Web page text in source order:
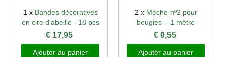
1 x Bandes décoratives
en cire d'abeille - 18 pcs
€ 17,95
Ajouter au panier
2 x Mèche nº2 pour
bougies – 1 mètre
€ 0,55
Ajouter au panier